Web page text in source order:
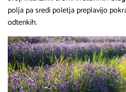
polja pa sredi poletja preplavijo
odtenkih.